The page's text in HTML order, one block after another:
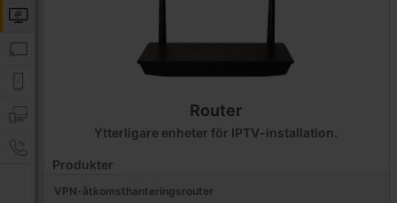
Router
Ytterligare enheter för IPTV-installation.
Produkter
VPN-åtkomsthanteringsrouter